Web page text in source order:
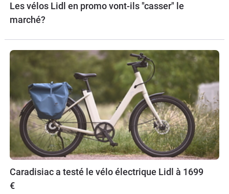
Les vélos Lidl en promo vont-ils "casser" le
marché?
Caradisiac a testé le vélo électrique Lidl à 1699
€